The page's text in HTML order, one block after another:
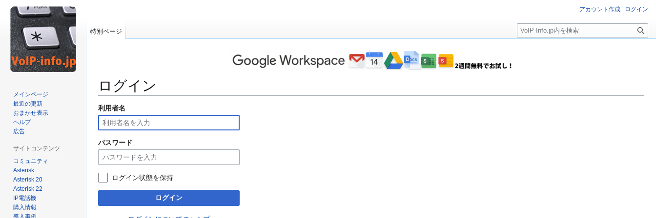
ログイン
ナ
ビ
ゲ
ー
シ
ョ
ン
に
動
検
索
に
移
動
利用者名
パスワード
ログイン状態を保持
ログイン
アカウント作成 ログイン
特別ページ
検
索
メインページ
最近の更新
おまかせ表示
ヘルプ
広告
サイトコンテンツ
コミュニティ
Asterisk
Asterisk 20
Asterisk 22
IP電話機
購入情報
導入事例